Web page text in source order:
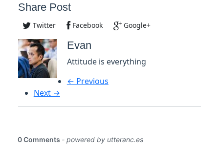
Share Post
Twitter Facebook Google+
Evan
Attitude is everything
← Previous
Next →